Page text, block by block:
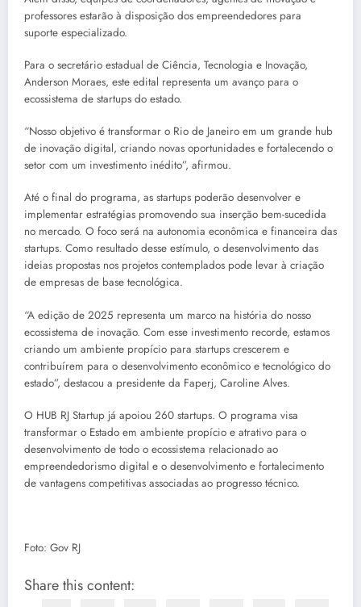
professores estarão à disposição dos empreendedores para
suporte especializado.
Para o secretário estadual de Ciência, Tecnologia e Inovação,
Anderson Moraes, este edital representa um avanço para o
ecossistema de startups do estado.
“Nosso objetivo é transformar o Rio de Janeiro em um grande hub
de inovação digital, criando novas oportunidades e fortalecendo o
setor com um investimento inédito”, afirmou.
Até o final do programa, as startups poderão desenvolver e
implementar estratégias promovendo sua inserção bem-sucedida
no mercado. O foco será na autonomia econômica e financeira das
startups. Como resultado desse estímulo, o desenvolvimento das
ideias propostas nos projetos contemplados pode levar à criação
de empresas de base tecnológica.
“A edição de 2025 representa um marco na história do nosso
ecossistema de inovação. Com esse investimento recorde, estamos
criando um ambiente propício para startups crescerem e
contribuírem para o desenvolvimento econômico e tecnológico do
estado”, destacou a presidente da Faperj, Caroline Alves.
O HUB RJ Startup já apoiou 260 startups. O programa visa
transformar o Estado em ambiente propício e atrativo para o
desenvolvimento de todo o ecossistema relacionado ao
empreendedorismo digital e o desenvolvimento e fortalecimento
de vantagens competitivas associadas ao progresso técnico.
Foto: Gov RJ
Share this content: